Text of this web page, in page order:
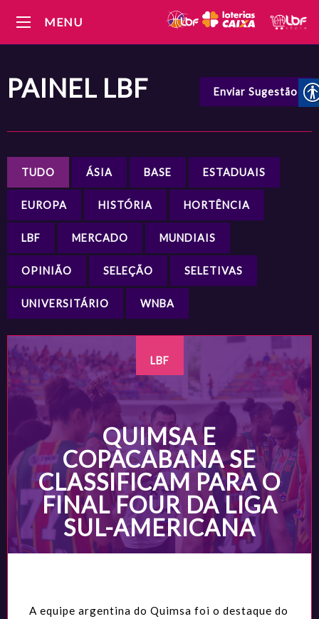
MENU
PAINEL LBF Enviar Sugestão
TUDO ÁSIA BASE ESTADUAIS
EUROPA HISTÓRIA HORTÊNCIA
LBF MERCADO MUNDIAIS
OPINIÃO SELEÇÃO SELETIVAS
UNIVERSITÁRIO WNBA
LBF
QUIMSA E
COPACABANA SE
CLASSIFICAM PARA O
FINAL FOUR DA LIGA
SUL-AMERICANA
A equipe argentina do Quimsa foi o destaque do